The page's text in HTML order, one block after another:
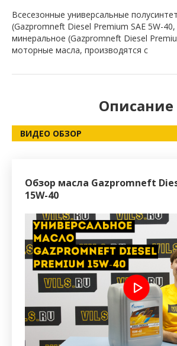
Всесезонные универсальные
(Gazpromneft Diesel Premium SAE 5W-
минеральное (Gazpromneft Diesel
моторные масла, производятся с
Описание
ВИДЕО ОБЗОР
Обзор масла Gazpromneft
15W-40